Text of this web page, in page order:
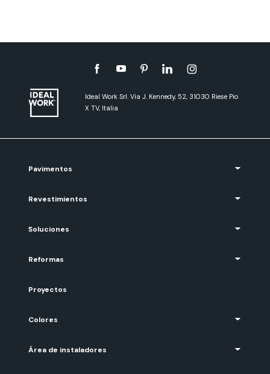
Ideal Work Srl. Via J. Kennedy, 52, 31030 Riese Pio
X TV, Italia
Pavimentos
Revestimientos
Soluciones
Reformas
Proyectos
Colores
Área de instaladores